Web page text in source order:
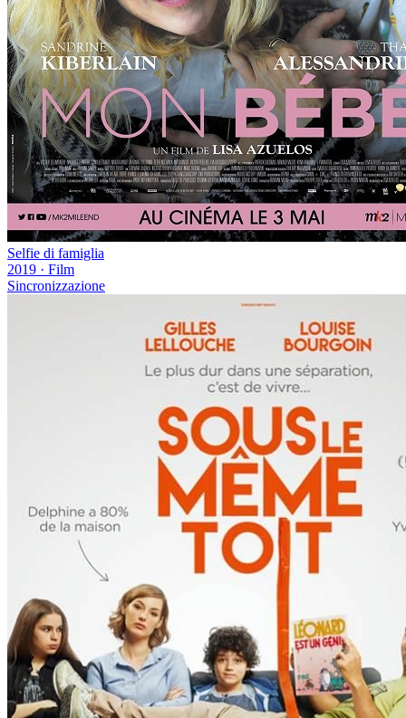
Selfie di famiglia
2019 · Film
Sincronizzazione